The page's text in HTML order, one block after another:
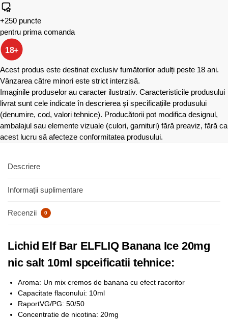
+250 puncte
pentru prima comanda
18+
Acest produs este destinat exclusiv fumătorilor adulți peste 18 ani.
Vânzarea către minori este strict interzisă.
Imaginile produselor au caracter ilustrativ. Caracteristicile produsului
livrat sunt cele indicate în descrierea și specificațiile produsului
(denumire, cod, valori tehnice). Producătorii pot modifica designul,
ambalajul sau elemente vizuale (culori, garnituri) fără preaviz, fără ca
acest lucru să afecteze conformitatea produsului.
Descriere
Informații suplimentare
Recenzii 0
Lichid Elf Bar ELFLIQ Banana Ice 20mg
nic salt 10ml spceificatii tehnice:
Aroma: Un mix cremos de banana cu efect racoritor
Capacitate flaconului: 10ml
RaportVG/PG: 50/50
Concentratie de nicotina: 20mg